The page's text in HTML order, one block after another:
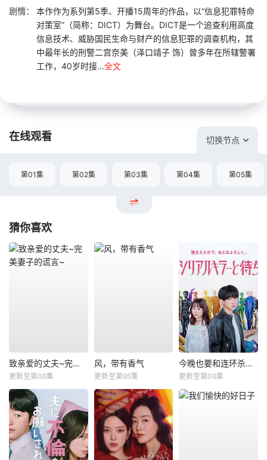
剧情：
本作作为系列第5季、开播15周年的作品，以“信息犯罪特命
对策室”（简称：DICT）为舞台。DICT是一个追查利用高度
信息技术、威胁国民生命与财产的信息犯罪的调查机构，其
中最年长的刑警二宫奈美（泽口靖子 饰）曾多年在所辖警署
工作，40岁时接...全文
在线观看 切换节点
第01集 第02集 第03集 第04集 第05集
猜你喜欢
致亲爱的丈夫~完美妻子的谎言~
更新至第06集
风，带有香气
更新至第95集
今晚也要和连环杀手约会
更新至第06集